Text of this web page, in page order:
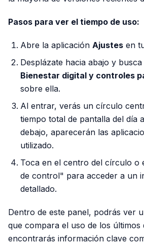
Pasos para ver el tiempo de uso:
Abre la aplicación Ajustes en
Desplázate hacia abajo y
Bienestar digital y controles
sobre ella.
Al entrar, verás un círculo
tiempo total de pantalla del día
debajo, aparecerán las
utilizado.
Toca en el centro del círculo o
de control" para acceder a un
detallado.
Dentro de este panel, podrás ver
que compara el uso de los últimos
encontrarás información clave